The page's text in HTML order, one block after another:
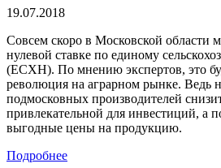
19.07.2018
Совсем скоро в Московской области
нулевой ставке по единому
(ЕСХН). По мнению экспертов, это
революция на аграрном рынке. Ведь
подмосковных производителей
привлекательной для инвестиций, а
выгодные цены на продукцию.
Подробнее